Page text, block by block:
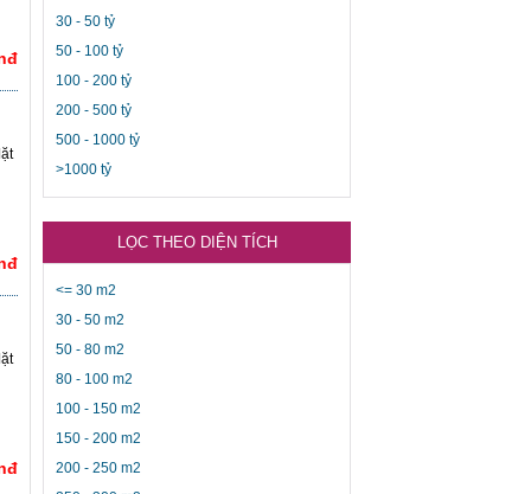
30 - 50 tỷ
50 - 100 tỷ
100 - 200 tỷ
200 - 500 tỷ
500 - 1000 tỷ
>1000 tỷ
LỌC THEO DIỆN TÍCH
<= 30 m2
30 - 50 m2
50 - 80 m2
80 - 100 m2
100 - 150 m2
150 - 200 m2
200 - 250 m2